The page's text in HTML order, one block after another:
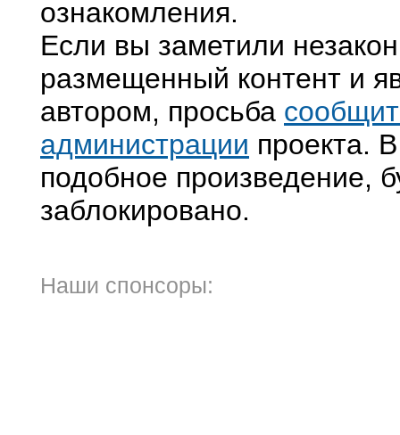
ознакомления.
Если вы заметили
размещенный контент и
автором, просьба
администрации проекта.
подобное произведение,
заблокировано.
Наши спонсоры: